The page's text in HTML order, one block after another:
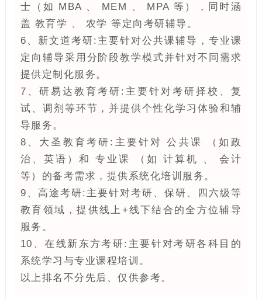
士（如 MBA 、 MEM 、 MPA 等）‌，同时涵
盖 教育学 、 农学 等定向考研辅导。
6、新文道考研:主要针对公共课辅导，专业课
定向辅导采用分阶段教学模式并针对不同需求
提供定制化服务。
7、研易达教育考研:主要针对考研择校、复
试、调剂等环节，并提供个性化学习体验和辅
导服务。 ‌
8、大圣教育考研:主要针对 公共课 （如政
治、英语）和 专业课 （如 计算机 、 会计
等）的备考需求，提供系统化培训服务。
9、高途考研:主要针对考研、保研、四六级等
教育领域，提供线上+线下结合的全方位辅导
服务。 ‌
10、在线新东方考研:主要针对考研各科目的
系统学习与专业课程培训。
以上排名不分先后、仅供参考。